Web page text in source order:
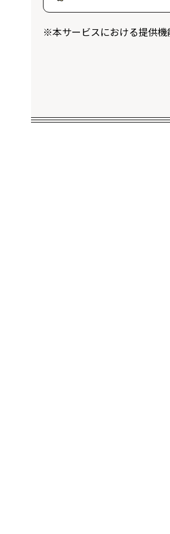
ログインユーザ
することができま
※本サービスにおける提供機